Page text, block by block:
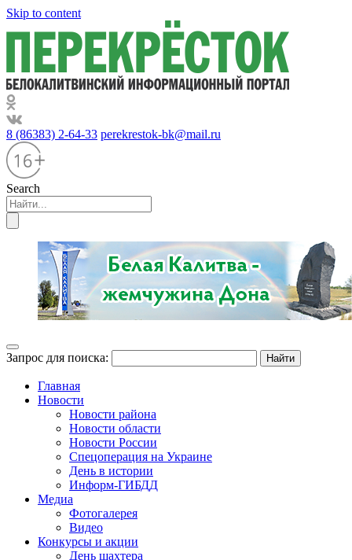
Skip to content
8 (86383) 2-64-33 perekrestok-bk@mail.ru
Search
Запрос для поиска:
Главная
Новости
Новости района
Новости области
Новости России
Спецоперация на Украине
День в истории
Информ-ГИБДД
Медиа
Фотогалерея
Видео
Конкурсы и акции
День шахтера